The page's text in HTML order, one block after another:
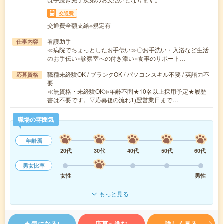
交通費
交通費全額支給※規定有
仕事内容
看護助手
≪病院でちょっとしたお手伝い≫〇お手洗い・入浴など生活
のお手伝い○診察室への付き添い○食事のサポート…
応募資格
職種未経験OK / ブランクOK / パソコンスキル不要 / 英語力不
要
≪無資格・未経験OK≫年齢不問★10名以上採用予定★履歴
書は不要です。▽応募後の流れ1)翌営業日まで…
職場の雰囲気
年齢層
20代
30代 40代 50代
60代
男女比率
女性
男性
もっと見る